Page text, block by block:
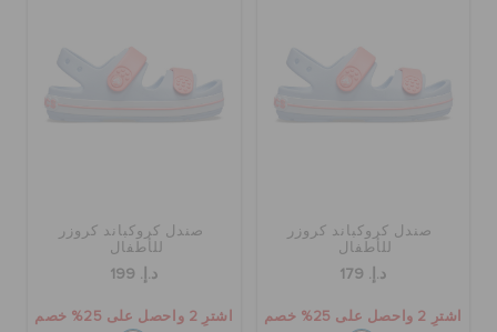
تحديد موقع المتجر
الطلبيات المرتجعة
صندل كروكباند كروزر
للأطفال
د.إ. 179
اشترِ 2 واحصل على 25% خصم
صندل كروكباند كروزر
للأطفال
د.إ. 199
اشترِ 2 واحصل على 25% خصم